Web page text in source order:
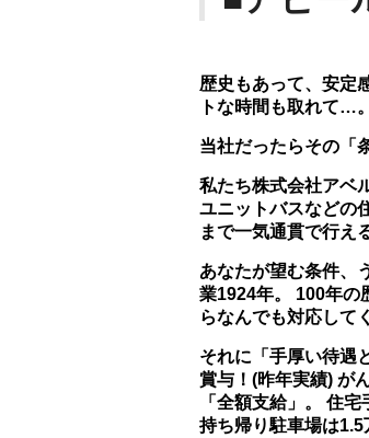
歴史もあって、安定
トな時間も取れて…
当社だったらその「
私たち株式会社アベ
ユニットバスなどの
まで一気通貫で行え
あなたが望む条件、
業1924年。 100年の
らなんでも対応して
それに「手厚い待遇
賞与！(昨年実績) が
「全額支給」。 住
持ち帰り駐車場は